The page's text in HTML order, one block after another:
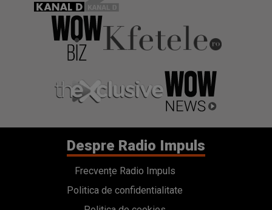
Despre Radio Impuls
Frecvențe Radio Impuls
Politica de confidentialitate